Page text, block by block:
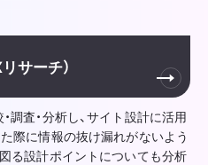
サーチ）
調査・分析し、サイト設計に活用
際に情報の抜け漏れがないよう
る設計ポイントについても分析